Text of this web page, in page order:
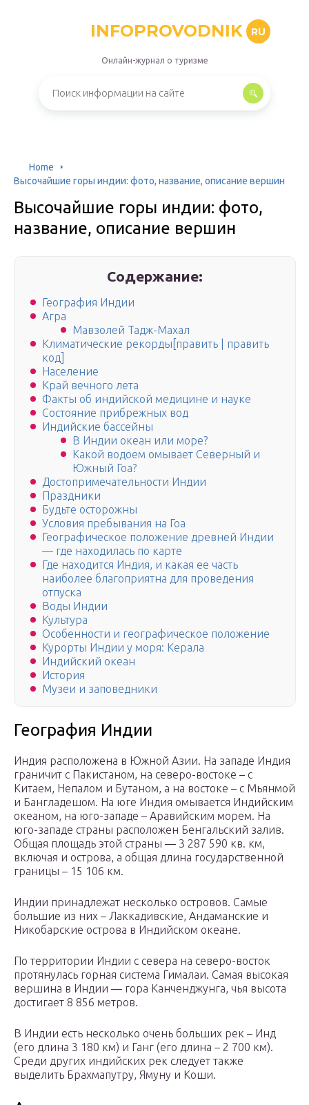
INFOPROVODNIK RU
Онлайн-журнал о туризме
Home
Высочайшие горы индии: фото, название, описание вершин
Высочайшие горы индии: фото,
название, описание вершин
Содержание:
География Индии
Агра
Мавзолей Тадж-Махал
Климатические рекорды[править | править
код]
Население
Край вечного лета
Факты об индийской медицине и науке
Состояние прибрежных вод
Индийские бассейны
В Индии океан или море?
Какой водоем омывает Северный и
Южный Гоа?
Достопримечательности Индии
Праздники
Будьте осторожны
Условия пребывания на Гоа
Географическое положение древней Индии
— где находилась по карте
Где находится Индия, и какая ее часть
наиболее благоприятна для проведения
отпуска
Воды Индии
Культура
Особенности и географическое положение
Курорты Индии у моря: Керала
Индийский океан
История
Музеи и заповедники
География Индии
Индия расположена в Южной Азии. На западе Индия
граничит с Пакистаном, на северо-востоке – с
Китаем, Непалом и Бутаном, а на востоке – с Мьянмой
и Бангладешом. На юге Индия омывается Индийским
океаном, на юго-западе – Аравийским морем. На
юго-западе страны расположен Бенгальский залив.
Общая площадь этой страны — 3 287 590 кв. км,
включая и острова, а общая длина государственной
границы – 15 106 км.
Индии принадлежат несколько островов. Самые
большие из них – Лаккадивские, Андаманские и
Никобарские острова в Индийском океане.
По территории Индии с севера на северо-восток
протянулась горная система Гималаи. Самая высокая
вершина в Индии — гора Канченджунга, чья высота
достигает 8 856 метров.
В Индии есть несколько очень больших рек – Инд
(его длина 3 180 км) и Ганг (его длина – 2 700 км).
Среди других индийских рек следует также
выделить Брахмапутру, Ямуну и Коши.